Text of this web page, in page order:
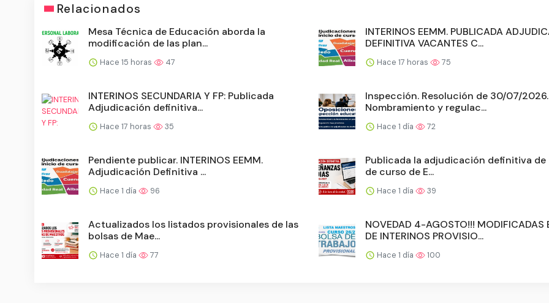
Relacionados
Mesa Técnica de Educación aborda la
modificación de las plan...
Hace 15 horas 47
INTERINOS EEMM. PUBLICADA
DEFINITIVA VACANTES C...
Hace 17 horas 75
INTERINOS SECUNDARIA Y FP: Publicada
Adjudicación definitiva...
Hace 17 horas 35
Inspección. Resolución de 30/07/2026.
Nombramiento y regulac...
Hace 1 día 72
Pendiente publicar. INTERINOS EEMM.
Adjudicación Definitiva ...
Hace 1 día 96
Publicada la adjudicación definitiva
de curso de E...
Hace 1 día 39
Actualizados los listados provisionales de las
bolsas de Mae...
Hace 1 día 77
NOVEDAD 4-AGOSTO!!! MODIFICADAS
DE INTERINOS PROVISIO...
Hace 1 día 100